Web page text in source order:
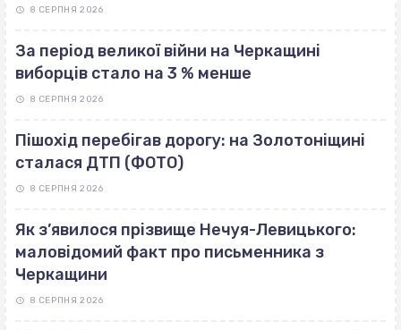
8 СЕРПНЯ 2026
За період великої війни на Черкащині
виборців стало на 3 % менше
8 СЕРПНЯ 2026
Пішохід перебігав дорогу: на Золотоніщині
сталася ДТП (ФОТО)
8 СЕРПНЯ 2026
Як з’явилося прізвище Нечуя-Левицького:
маловідомий факт про письменника з
Черкащини
8 СЕРПНЯ 2026